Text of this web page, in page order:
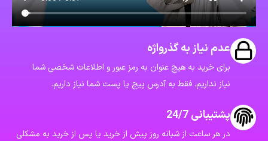
عدم نیاز به گذرواژه
برای خرید به هیچ عنوان به رمز عبور و اطلاعات شخصی شما
نیاز نداریم. فقط به آدرس پیج یا پست شما نیاز داریم.
پشتیبانی 24/7
در هر ساعت از شبانه روز پیش از خرید یا پس از خرید به مشکلی